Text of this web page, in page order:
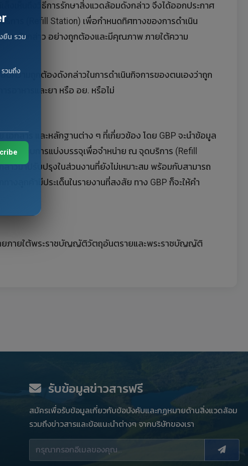
ล็งเห็นถึงวิธีการรักษาสิ่งแวดล้อมดังกล่าว จึงได้ออกประกาศ
การ (Refill Station) เพื่อกำหนดทิศทางของการดำเนิน
ะดังกล่าว อย่างถูกต้องและมีคุณภาพ ภายใต้ความ
ความถูกต้องดังกล่าวในการดำเนินกิจการของตนเองว่าถูก
อาหารและยา หรือ อย. หรือไม่
เอกสาร และหลักฐานต่าง ๆ ที่เกี่ยวข้อง โดย GBP จะนำข้อมูล
วจสอบการแบ่งบรรจุเพื่อจำหน่าย ณ จุดบริการ (Refill
าวมาปรับปรุงในส่วนงานที่ยังไม่เหมาะสม พร้อมกับสามารถ
างลูกค้ามีประเด็นในรายงานที่สงสัย ทาง GBP ก็จะให้คำ
ยภายใต้พระราชบัญญัติวัตถุอันตรายและพระราชบัญญัติ
รับข้อมูลข่าวสารฟรี
สมัครเพื่อรับข้อมูลเกี่ยวกับข้อบังคับและกฏหมายด้านสิ่งแวดล้อม
รวมถึงข่าวสารและข้อแนะนำต่างๆ จากบริษัทของเรา
ยืน รวม
วมถึง